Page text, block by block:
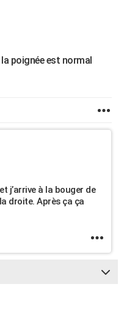
poignée est normal
j’arrive à la bouger de
droite. Après ça ça